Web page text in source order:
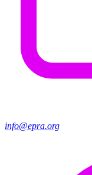
info@epra.org